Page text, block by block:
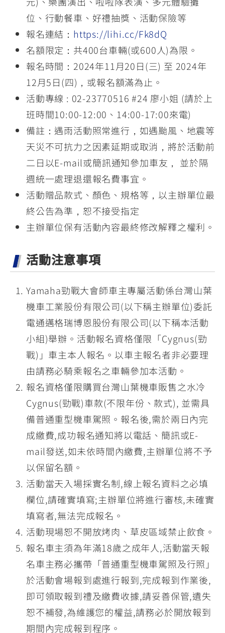
位、行動餐車、好禮抽獎、活動保險等
報名連結： https://lihi.cc/Fk8dQ
名額限定：共400台車輛(或600人)為限。
報名時間：2024年11月20日(三) 至 2024年
12月5日(四)，或報名額滿為止。
活動專線 : 02-23770516 #24 廖小姐 (請於上
班時間10:00-12:00、14:00-17:00來電)
備註：遇雨活動照常進行，如遇颱風、地震等
天災不可抗力之因素延期或取消，將於活動前
二日以E-mail或簡訊通知參加車友， 並於隔
週統一處理退還報名費事宜。
活動贈品款式、顏色、規格等，以主辦單位最
終公告為準，恕不接受指定
主辦單位保有活動內容最終修改解釋之權利。
活動注意事項
Yamaha勁戰大會師車主專屬活動係台灣山葉
機車工業股份有限公司(以下稱主辦單位)委託
電通邁格瑞博恩股份有限公司(以下稱本活動
小組)舉辦。活動報名資格僅限「Cygnus(勁
戰)」車主本人報名。以車主報名者非必要理
由請務必騎乘報名之車輛參加本活動。
報名資格僅限購買台灣山葉機車販售之水冷
Cygnus(勁戰)車款(不限年份、款式), 並需具
備普通重型機車駕照。報名後,需於兩日內完
成繳費,成功報名通知將以電話、簡訊或E-
mail發送,如未依時間內繳費,主辦單位將不予
以保留名額。
活動當天入場採實名制,線上報名資料之必填
欄位,請確實填寫;主辦單位將進行審核,未確實
填寫者,無法完成報名。
活動現場恕不開放烤肉、草皮區域禁止飲食。
報名車主須為年滿18歲之成年人,活動當天報
名車主務必攜帶「普通重型機車駕照及行照」
於活動會場報到處進行報到,完成報到作業後,
即可領取報到禮及繳費收據,請妥善保管,遺失
恕不補發,為維護您的權益,請務必於開放報到
期間內完成報到程序。